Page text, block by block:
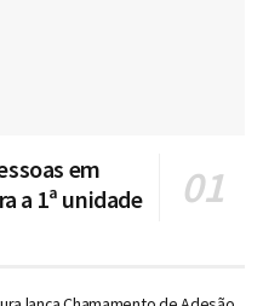
em
a 1ª unidade